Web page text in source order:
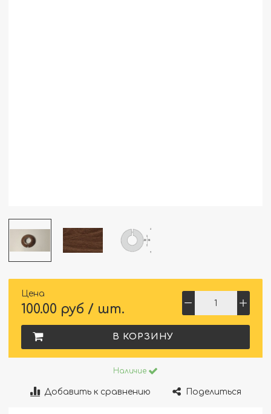
Цена
100.00 руб / шт.
В КОРЗИНУ
Наличие
Добавить к сравнению Поделиться